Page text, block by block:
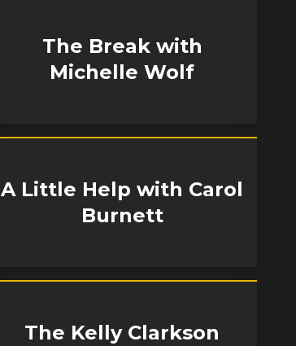
The Break with
Michelle Wolf
A Little Help with Carol
Burnett
The Kelly Clarkson